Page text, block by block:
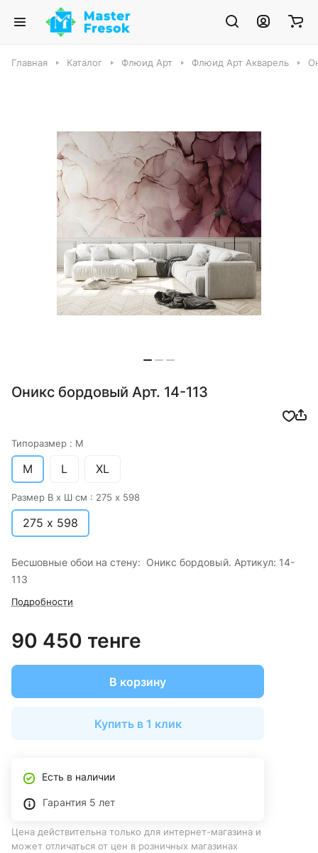
Главная Каталог Флюид Арт Флюид Арт Акварель
Оникс бордовый Арт. 14-113
Типоразмер : M
M L XL
Размер В х Ш см : 275 х 598
275 х 598
Бесшовные обои на стену: Оникс бордовый. Артикул: 14-
113
Подробности
90 450 тенге
В корзину
Купить в 1 клик
Есть в наличии
Гарантия 5 лет
Цена действительна только для интернет-магазина и
может отличаться от цен в розничных магазинах